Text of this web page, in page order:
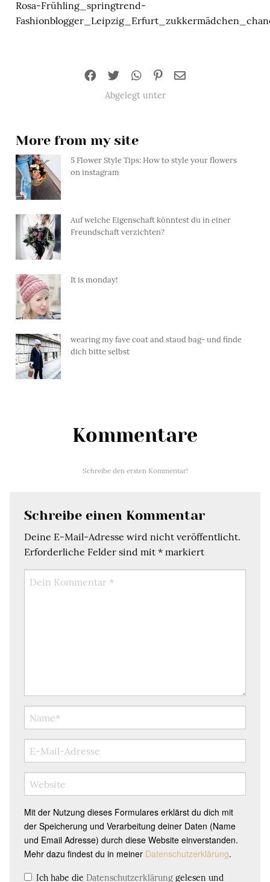
Rosa-Frühling_springtrend-
Abgelegt unter
More from my site
5 Flower Style Tips: How to style your flowers
on instagram
Auf welche Eigenschaft könntest du in einer
Freundschaft verzichten?
It is monday!
wearing my fave coat and staud bag- und finde
dich bitte selbst
Kommentare
Schreibe den ersten Kommentar!
Schreibe einen Kommentar
Deine E-Mail-Adresse wird nicht veröffentlicht.
Erforderliche Felder sind mit * markiert
Mit der Nutzung dieses Formulares erklärst du dich mit
der Speicherung und Verarbeitung deiner Daten (Name
und Email Adresse) durch diese Website einverstanden.
Mehr dazu findest du in meiner Datenschutzerklärung.
Ich habe die Datenschutzerklärung gelesen und